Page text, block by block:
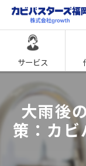
サービス
大雨後
策：カビ